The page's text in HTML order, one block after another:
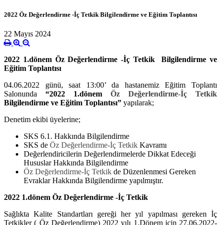
2022 Öz Değerlendirme -İç Tetkik Bilgilendirme ve Eğitim Toplantısı
22 Mayıs 2024
2022 1.dönem Öz Değerlendirme -İç Tetkik Bilgilendirme ve
Eğitim Toplantısı
04.06.2022 günü, saat 13:00’ da hastanemiz Eğitim Toplantı
Salonunda “2022 1.dönem Öz Değerlendirme-İç Tetkik
Bilgilendirme ve Eğitim Toplantısı” yapılarak;
Denetim ekibi üyelerine;
SKS 6.1. Hakkında Bilgilendirme
SKS de Öz Değerlendirme-İç Tetkik Kavramı
Değerlendiricilerin Değerlendirmelerde Dikkat Edeceği
Hususlar Hakkında Bilgilendirme
Öz Değerlendirme-İç Tetkik de Düzenlenmesi Gereken
Evraklar Hakkında Bilgilendirme yapılmıştır.
2022 1.dönem Öz Değerlendirme -İç Tetkik
Sağlıkta Kalite Standartları gereği her yıl yapılması gereken İç
Tetkikler ( Öz Değerlendirme) 2022 yılı 1.Dönem için 27.06.2022-